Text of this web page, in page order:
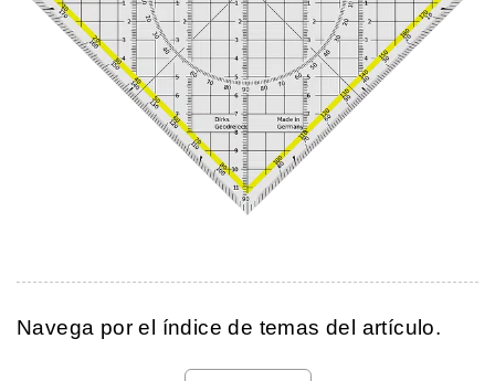
Navega por el índice de temas del artículo.